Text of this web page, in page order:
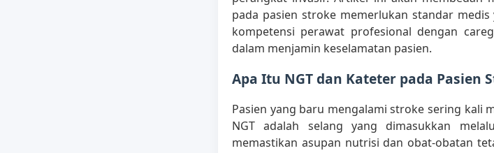
pada pasien stroke memerlukan standar
kompetensi perawat profesional dengan
dalam menjamin keselamatan pasien.
Apa Itu NGT dan Kateter pada Pasien
Pasien yang baru mengalami stroke sering kali
NGT adalah selang yang dimasukkan
memastikan asupan nutrisi dan obat-obatan